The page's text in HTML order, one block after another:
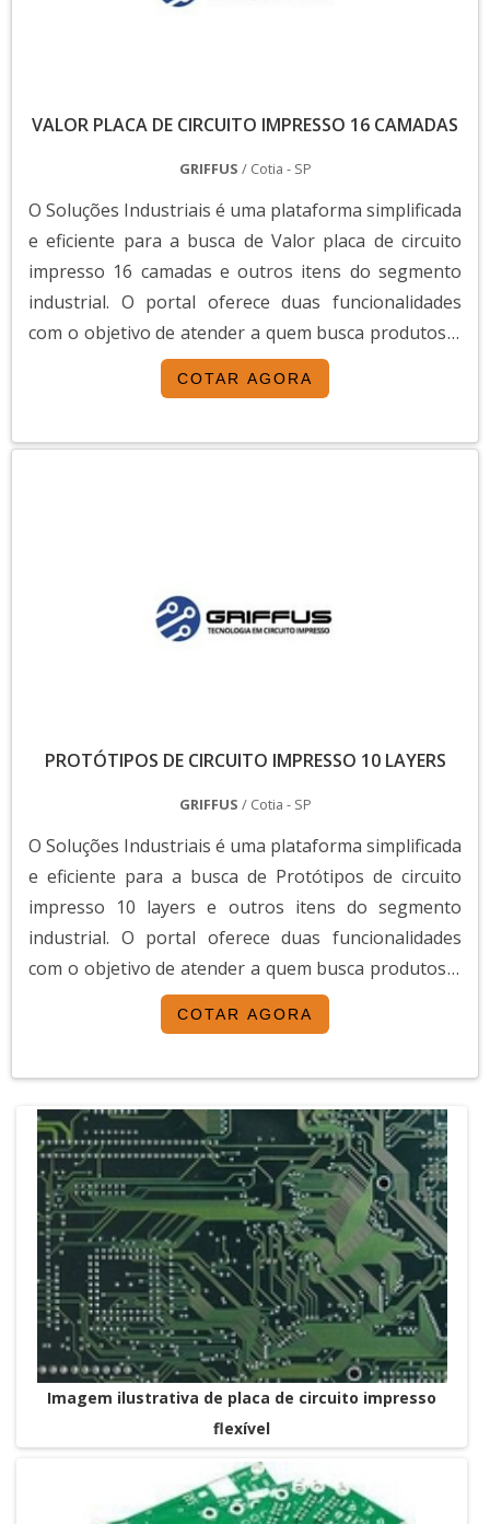
VALOR PLACA DE CIRCUITO IMPRESSO 16 CAMADAS
GRIFFUS / Cotia - SP
O Soluções Industriais é uma plataforma simplificada
e eficiente para a busca de Valor placa de circuito
impresso 16 camadas e outros itens do segmento
industrial. O portal oferece duas funcionalidades
com o objetivo de atender a quem busca produtos e
serviços dentro do segmento industrial ou empresas
com interesse na divulgação de seus produtos e
oferece uma vasta variedade de materiai...
COTAR AGORA
PROTÓTIPOS DE CIRCUITO IMPRESSO 10 LAYERS
GRIFFUS / Cotia - SP
O Soluções Industriais é uma plataforma simplificada
e eficiente para a busca de Protótipos de circuito
impresso 10 layers e outros itens do segmento
industrial. O portal oferece duas funcionalidades
com o objetivo de atender a quem busca produtos e
serviços dentro do segmento industrial ou empresas
com interesse na divulgação de seus produtos e
COTAR AGORA
Imagem ilustrativa de placa de circuito impresso
flexível